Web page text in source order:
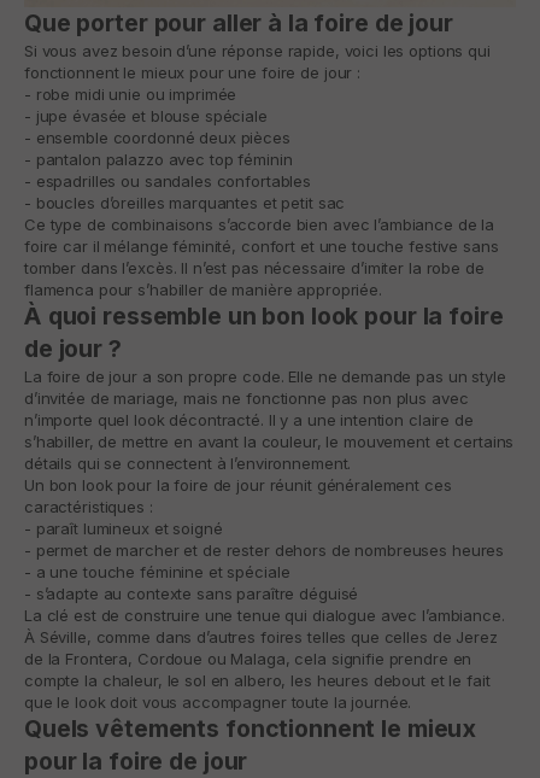
Que porter pour aller à la foire de jour
Si vous avez besoin d’une réponse rapide, voici les options qui
fonctionnent le mieux pour une foire de jour :
- robe midi unie ou imprimée
- jupe évasée et blouse spéciale
- ensemble coordonné deux pièces
- pantalon palazzo avec top féminin
- espadrilles ou sandales confortables
- boucles d’oreilles marquantes et petit sac
Ce type de combinaisons s’accorde bien avec l’ambiance de la
foire car il mélange féminité, confort et une touche festive sans
tomber dans l’excès. Il n’est pas nécessaire d’imiter la robe de
flamenca pour s’habiller de manière appropriée.
À quoi ressemble un bon look pour la foire
de jour ?
La foire de jour a son propre code. Elle ne demande pas un style
d’invitée de mariage, mais ne fonctionne pas non plus avec
n’importe quel look décontracté. Il y a une intention claire de
s’habiller, de mettre en avant la couleur, le mouvement et certains
détails qui se connectent à l’environnement.
Un bon look pour la foire de jour réunit généralement ces
caractéristiques :
- paraît lumineux et soigné
- permet de marcher et de rester dehors de nombreuses heures
- a une touche féminine et spéciale
- s’adapte au contexte sans paraître déguisé
La clé est de construire une tenue qui dialogue avec l’ambiance.
À Séville, comme dans d’autres foires telles que celles de Jerez
de la Frontera, Cordoue ou Malaga, cela signifie prendre en
compte la chaleur, le sol en albero, les heures debout et le fait
que le look doit vous accompagner toute la journée.
Quels vêtements fonctionnent le mieux
pour la foire de jour